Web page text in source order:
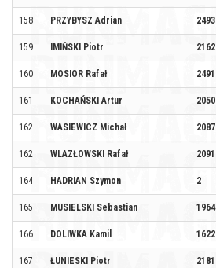
158 PRZYBYSZ Adrian 2493
159 IMIŃSKI Piotr 2162
160 MOSIOR Rafał 2491
161 KOCHAŃSKI Artur 2050
162 WASIEWICZ Michał 2087
162 WLAZŁOWSKI Rafał 2091
164 HADRIAN Szymon 2
165 MUSIELSKI Sebastian 1964
166 DOLIWKA Kamil 1622
167 ŁUNIESKI Piotr 2181